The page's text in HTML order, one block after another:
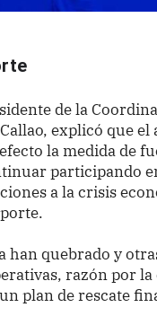
de la
explicó que el
la medida de
participando
a la crisis
han quebrado y
razón por
plan de rescate